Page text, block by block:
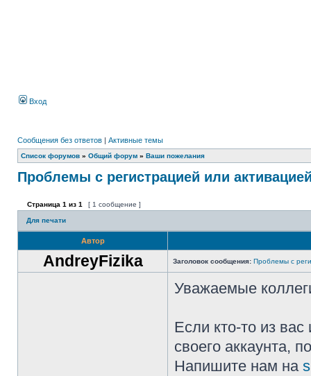
Вход
Сообщения без ответов | Активные темы
Список форумов » Общий форум » Ваши пожелания
Проблемы с регистрацией или
Страница 1 из 1 [ 1 сообщение ]
Для печати
Автор
AndreyFizika Заголовок сообщения: Проблемы с
Уважаемые
Если кто-то из
своего аккаунта,
Напишите нам на